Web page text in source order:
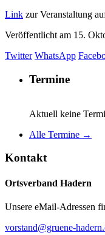
Link zur Veranstaltung
Veröffentlicht am 15.
Twitter WhatsApp
Termine
Aktuell keine
Alle Termine →
Kontakt
Ortsverband Hadern
Unsere eMail-Adressen
vorstand@gruene-